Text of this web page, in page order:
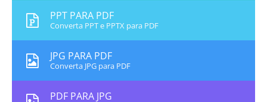
PPT PARA PDF
Converta PPT e PPTX para PDF
JPG PARA PDF
Converta JPG para PDF
PDF PARA JPG